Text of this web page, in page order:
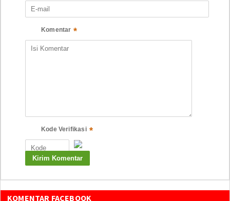
Komentar *
Kode Verifikasi *
KOMENTAR FACEBOOK